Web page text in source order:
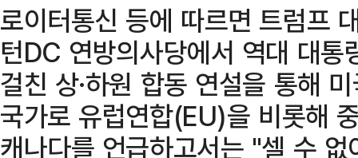
로이터통신 등에 따르면 트럼프
턴DC 연방의사당에서 역대 대
걸친 상·하원 합동 연설을 통해
국가로 유럽연합(EU)을 비롯해
캐나다를 언급하고서는 "셀 수